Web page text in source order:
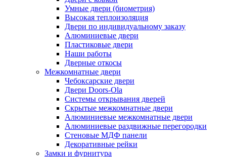
Умные двери (биометрия)
Высокая теплоизоляция
Двери по индивидуальному заказу
Алюминиевые двери
Пластиковые двери
Наши работы
Дверные откосы
Межкомнатные двери
Чебоксарские двери
Двери Doors-Ola
Системы открывания дверей
Скрытые межкомнатные двери
Алюминиевые межкомнатные двери
Алюминиевые раздвижные перегородки
Стеновые МДФ панели
Декоративные рейки
Замки и фурнитура